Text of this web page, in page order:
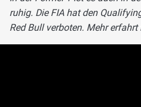
ruhig. Die FIA hat den
Red Bull verboten. Mehr erfahrt